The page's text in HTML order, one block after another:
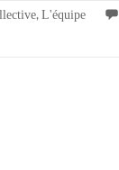
, L'équipe